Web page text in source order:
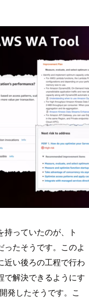
っていたのが、ト
ったそうです。このよ
近い後ろの工程で行わ
で解決できるようにす
発したそうです。こ